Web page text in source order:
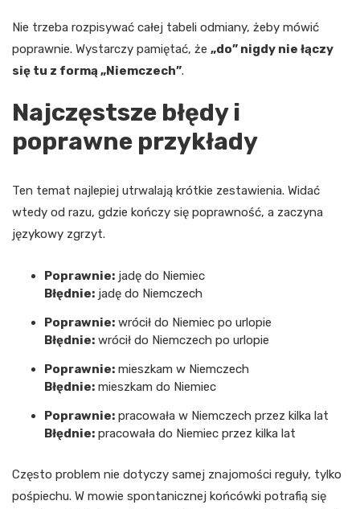
Nie trzeba rozpisywać całej tabeli odmiany, żeby mówić
poprawnie. Wystarczy pamiętać, że „do” nigdy nie łączy
się tu z formą „Niemczech”.
Najczęstsze błędy i
poprawne przykłady
Ten temat najlepiej utrwalają krótkie zestawienia. Widać
wtedy od razu, gdzie kończy się poprawność, a zaczyna
językowy zgrzyt.
Poprawnie: jadę do Niemiec
Błędnie: jadę do Niemczech
Poprawnie: wrócił do Niemiec po urlopie
Błędnie: wrócił do Niemczech po urlopie
Poprawnie: mieszkam w Niemczech
Błędnie: mieszkam do Niemiec
Poprawnie: pracowała w Niemczech przez kilka lat
Błędnie: pracowała do Niemiec przez kilka lat
Często problem nie dotyczy samej znajomości reguły, tylko
pośpiechu. W mowie spontanicznej końcówki potrafią się